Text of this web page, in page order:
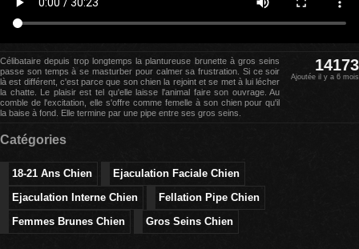
Célibataire depuis trop longtemps la plantureuse brunette à gros seins
passe son temps à se masturber pour calmer sa frustration. Si ce soir
là est différent, c'est parce que son chien la rejoint et se met à lui lécher
la chatte. Le plaisir est tel qu'elle laisse l'animal faire son ouvrage. Au
comble de l'excitation, elle s'offre comme femelle à son chien pour qu'il
la baise à fond. Elle termine par une pipe entre ses gros seins.
14173
Ajoutée il y a 6 mois
Catégories
18-21 Ans Chien
Ejaculation Faciale Chien
Ejaculation Interne Chien
Fellation Pipe Chien
Femmes Brunes Chien
Gros Seins Chien